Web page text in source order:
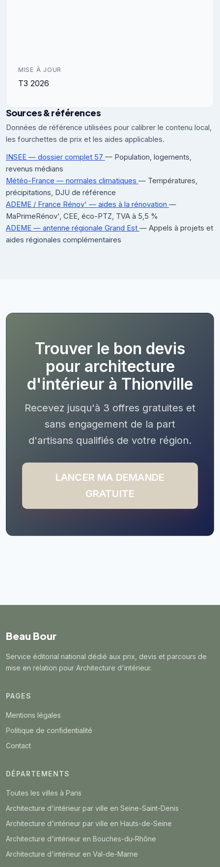
MISE À JOUR
T3 2026
Sources & références
Données de référence utilisées pour calibrer le contenu local,
les fourchettes de prix et les aides applicables.
INSEE — dossier complet 57 — Population, logements,
revenus médians
Météo-France — normales climatiques — Températures,
précipitations, DJU de référence
ADEME / France Rénov' — aides à la rénovation —
MaPrimeRénov', CEE, éco-PTZ, TVA à 5,5 %
ADEME — antenne régionale Grand Est — Appels à projets et
aides régionales complémentaires
Trouver le bon devis
pour architecture
d'intérieur à Thionville
Recevez jusqu'à 3 offres gratuites et
sans engagement de la part
d'artisans qualifiés de votre région.
LANCER MA DEMANDE
GRATUITE
Beau Bour
Service éditorial national dédié aux prix, devis et parcours de
mise en relation pour Architecture d'intérieur.
PAGES
Mentions légales
Politique de confidentialité
Contact
DÉPARTEMENTS
Toutes les villes à Paris
Architecture d'intérieur par ville en Seine-Saint-Denis
Architecture d'intérieur par ville en Hauts-de-Seine
Architecture d'intérieur en Bouches-du-Rhône
Architecture d'intérieur en Val-de-Marne